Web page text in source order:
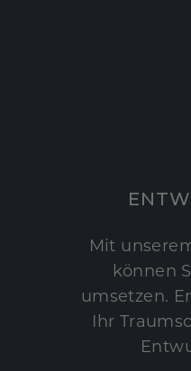
Mit
können
umsetzen.
Ihr